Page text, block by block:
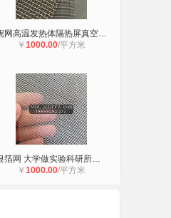
铌网高温发热体隔热屏真空热处理铌丝
￥ 1000.00/平方米
银箔网 大学做实验科研所试验通电银
￥ 1000.00/平方米